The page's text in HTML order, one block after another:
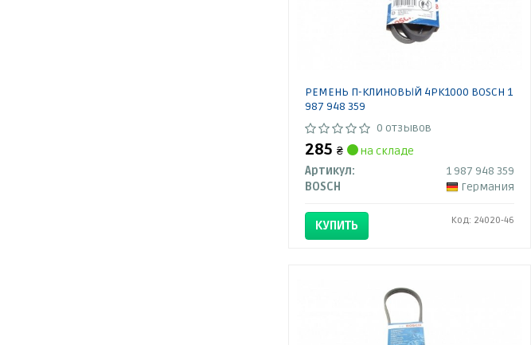
РЕМЕНЬ П-КЛИНОВЫЙ 4PK1000 BOSCH 1
987 948 359
0 отзывов
285 ₴
на складе
Артикул:
1 987 948 359
BOSCH
Германия
КУПИТЬ Код: 24020-46